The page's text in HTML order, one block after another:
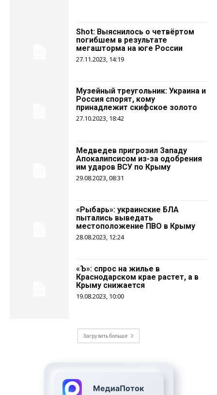
Shot: Выяснилось о четвёртом
погибшем в результате
мегашторма на юге России
27.11.2023, 14:19
Музейный треугольник: Украина и
Россия спорят, кому
принадлежит скифское золото
27.10.2023, 18:42
Медведев пригрозил Западу
Апокалипсисом из-за одобрения
им ударов ВСУ по Крыму
29.08.2023, 08:31
«Рыбарь»: украинские БЛА
пытались выведать
местоположение ПВО в Крыму
28.08.2023, 12:24
«Ъ»: спрос на жилье в
Краснодарском крае растет, а в
Крыму снижается
19.08.2023, 10:00
Загрузить больше
МедиаПоток